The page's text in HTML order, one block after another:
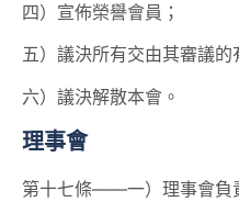
四）宣佈榮譽會員；
五）議決所有交由其審議的
六）議決解散本會。
理事會
第十七條——一）理事會負